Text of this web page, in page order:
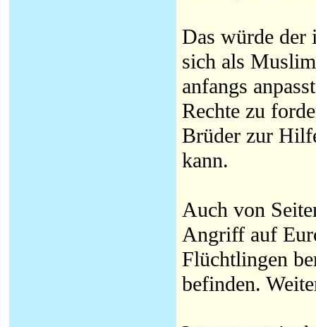
Das würde der
sich als
anfangs
Rechte zu
Brüder zur
kann.
Auch von
Angriff auf
Flüchtlingen
befinden.